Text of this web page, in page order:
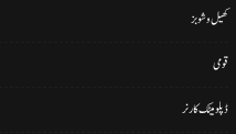
کھیل و شوبز
قومی
ڈپلومیٹک کارنر